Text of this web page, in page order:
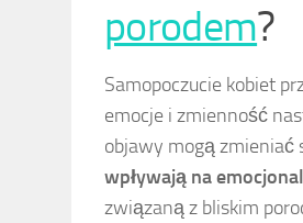
porodem?
Samopoczucie kobiet
emocje i zmienność
objawy mogą zmieniać
wpływają na
związaną z bliskim